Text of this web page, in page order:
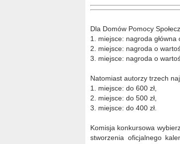
Dla Domów Pomocy
1. miejsce: nagroda
2. miejsce: nagroda o
3. miejsce: nagroda o
Natomiast autorzy trzech
1. miejsce: do 600 zł,
2. miejsce: do 500 zł,
3. miejsce: do 400 zł.
Komisja konkursowa
stworzenia oficjalnego